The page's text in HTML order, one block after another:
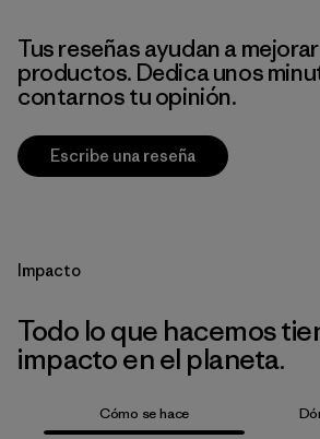
Tus reseñas ayudan a
productos. Dedica unos
contarnos tu opinión.
Escribe una reseña
Impacto
Todo lo que hacemos
impacto en el planeta.
Cómo se hace